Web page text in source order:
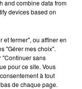
19h53
19h53
and combine data from
devices based on
et fermer", ou affiner en
"Gérer mes choix".
"Continuer sans
pour ce site. Vous
à tout
de chaque page.